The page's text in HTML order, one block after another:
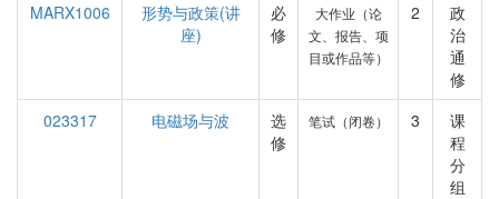
MARX1006
形势与政策(讲
座)
必
修
大作业（论
文、报告、项
目或作品等）
2
政
治
通
修
023317
电磁场与波
选
修
笔试（闭卷） 3
课
程
分
组